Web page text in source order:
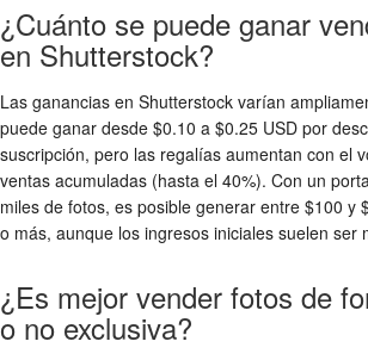
¿Cuánto se puede ganar
en Shutterstock?
Las ganancias en Shutterstock varían
puede ganar desde $0.10 a $0.25 USD por
suscripción, pero las regalías aumentan con el
ventas acumuladas (hasta el 40%). Con un
miles de fotos, es posible generar entre $100 y
o más, aunque los ingresos iniciales suelen ser
¿Es mejor vender fotos de
o no exclusiva?